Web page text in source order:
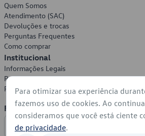
Quem Somos
Atendimento (SAC)
Devoluções e trocas
Perguntas Frequentes
Como comprar
Institucional
Informações Legais
Política de Privacidade
Política de Cookies
Formas de Pagamento
Para otimizar sua experiência
fazemos uso de cookies. Ao
consideramos que você está ciente
de privacidade.